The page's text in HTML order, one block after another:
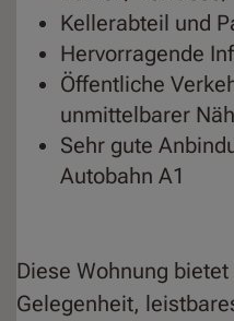
Kellerabteil und
Hervorragende
Öffentliche
unmittelbarer
Sehr gute
Autobahn A1
Diese Wohnung
Gelegenheit,